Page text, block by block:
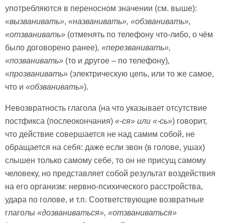
употребляются в переносном значении (см. выше):
«вызванивать», «названивать», «обзванивать»,
«отзванивать» (отменять по телефону что-либо, о чём
было договорено ранее), «перезванивать»,
«позванивать» (то и другое – по телефону),
«прозванивать» (электрическую цепь, или то же самое,
что и «обзванивать»).
Невозвратность глагола (на что указывает отсутствие
постфикса (послеокончания) «-ся» или «-сь») говорит,
что действие совершается не над самим собой, не
обращается на себя: даже если звон (в голове, ушах)
слышен только самому себе, то он не присущ самому
человеку, но представляет собой результат воздействия
на его организм: нервно-психического расстройства,
удара по голове, и т.п. Соответствующие возвратные
глаголы «дозваниваться», «отзваниваться»